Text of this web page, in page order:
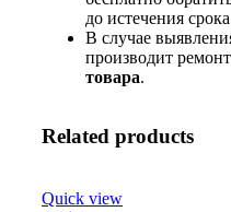
до истечения
В случае
производит
товара.
Related products
Quick view